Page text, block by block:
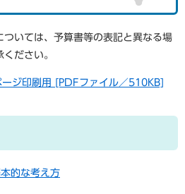
いては、予算書等の表記と異なる場
ださい。
ジ印刷用 [PDFファイル／510KB]
的な考え方